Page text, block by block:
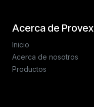
Acerca de Provex
Inicio
Acerca de nosotros
Productos